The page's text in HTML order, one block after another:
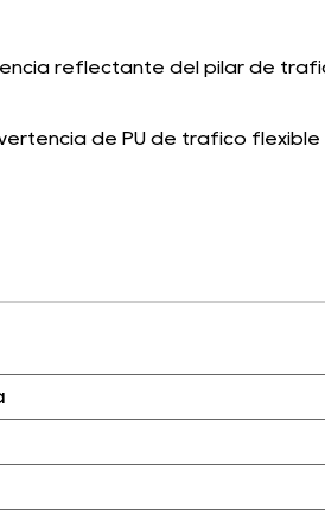
reflectante del pilar de
de PU de tráfico flexible